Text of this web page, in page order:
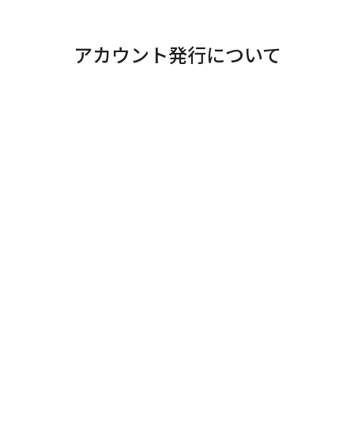
アカウント発行について